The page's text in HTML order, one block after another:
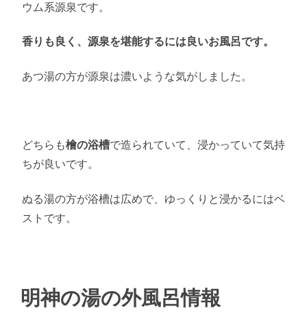
ウム系源泉です。
香りも良く、源泉を堪能するには良いお風呂です。
あつ湯の方が源泉は濃いような気がしました。
どちらも檜の浴槽で造られていて、浸かっていて気持
ちが良いです。
ぬる湯の方が浴槽は広めで、ゆっくりと浸かるにはベ
ストです。
明神の湯の外風呂情報